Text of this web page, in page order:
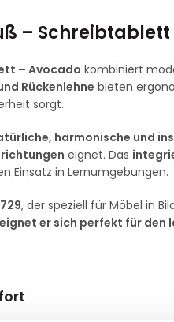
–
– Avocado kombiniert
Rückenlehne bieten
sorgt.
harmonische und
eignet. Das
Einsatz in Lernumgebungen.
, der speziell für Möbel in
er sich perfekt für den